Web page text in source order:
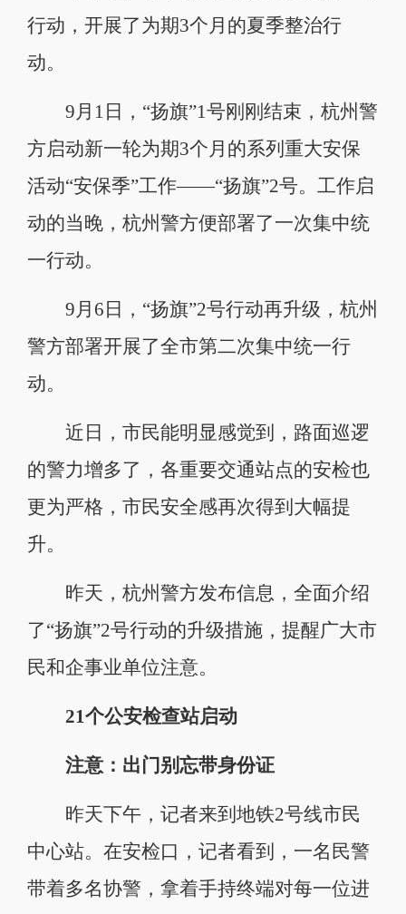
行动，开展了为期3个月的夏季整治行
动。
9月1日，“扬旗”1号刚刚结束，杭州警
方启动新一轮为期3个月的系列重大安保
活动“安保季”工作——“扬旗”2号。工作启
动的当晚，杭州警方便部署了一次集中统
一行动。
9月6日，“扬旗”2号行动再升级，杭州
警方部署开展了全市第二次集中统一行
动。
近日，市民能明显感觉到，路面巡逻
的警力增多了，各重要交通站点的安检也
更为严格，市民安全感再次得到大幅提
升。
昨天，杭州警方发布信息，全面介绍
了“扬旗”2号行动的升级措施，提醒广大市
民和企事业单位注意。
21个公安检查站启动
注意：出门别忘带身份证
昨天下午，记者来到地铁2号线市民
中心站。在安检口，记者看到，一名民警
带着多名协警，拿着手持终端对每一位进